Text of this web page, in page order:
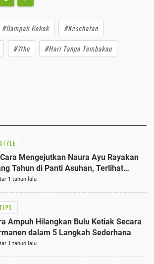
#Dampak Rokok
#Kesehatan
#Who
#Hari Tanpa Tembakau
STYLE
Mengejutkan Naura Ayu Rayakan
Tahun di Panti Asuhan, Terlihat
dengan Kaftan Cokelat
1 tahun lalu
TIPS
Ampuh Hilangkan Bulu Ketiak Secara
dalam 5 Langkah Sederhana
1 tahun lalu